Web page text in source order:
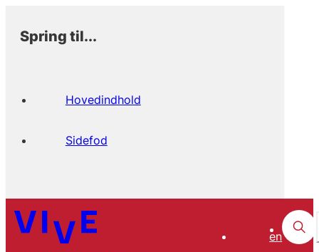
Spring til...
Hovedindhold
Sidefod
en